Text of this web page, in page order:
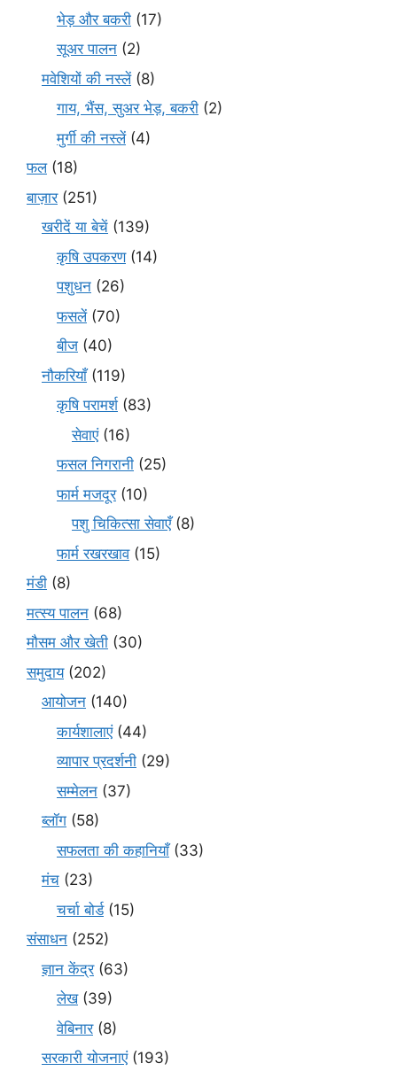
भेड़ और बकरी (17)
सूअर पालन (2)
मवेशियों की नस्लें(8)
गाय, भैंस, सुअर भेड़, बकरी (2)
मुर्गी की नस्लें(4)
फल(18)
बाज़ार(251)
खरीदें या बेचें (139)
कृषि उपकरण(14)
पशुधन (26)
फसलें(70)
बीज (40)
नौकरियाँ(119)
कृषि परामर्श(83)
सेवाएं(16)
फसल निगरानी (25)
फार्म मजदूर(10)
पशु चिकित्सा सेवाएँ(8)
फार्म रखरखाव(15)
मंडी (8)
मत्स्य पालन (68)
मौसम और खेती (30)
समुदाय(202)
आयोजन (140)
कार्यशालाएं(44)
व्यापार प्रदर्शनी (29)
सम्मेलन (37)
ब्लॉग (58)
सफलता की कहानियाँ(33)
मंच (23)
चर्चा बोर्ड(15)
संसाधन (252)
ज्ञान केंद्र(63)
लेख(39)
वेबिनार(8)
सरकारी योजनाएं(193)